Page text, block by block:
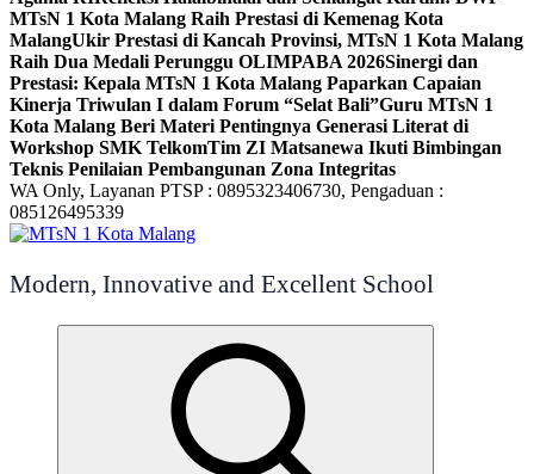
MTsN 1 Kota Malang Raih Prestasi di Kemenag Kota
MalangUkir Prestasi di Kancah Provinsi, MTsN 1 Kota Malang
Raih Dua Medali Perunggu OLIMPABA 2026Sinergi dan
Prestasi: Kepala MTsN 1 Kota Malang Paparkan Capaian
Kinerja Triwulan I dalam Forum “Selat Bali”Guru MTsN 1
Kota Malang Beri Materi Pentingnya Generasi Literat di
Workshop SMK TelkomTim ZI Matsanewa Ikuti Bimbingan
Teknis Penilaian Pembangunan Zona Integritas
WA Only, Layanan PTSP : 0895323406730, Pengaduan :
085126495339
Modern, Innovative and Excellent School